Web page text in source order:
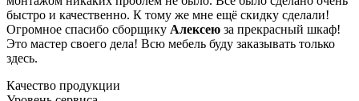
быстро и качественно. К тому же мне ещё скидку сделали!
Огромное спасибо сборщику Алексею за прекрасный шкаф!
Это мастер своего дела! Всю мебель буду заказывать только
здесь.
Качество продукции